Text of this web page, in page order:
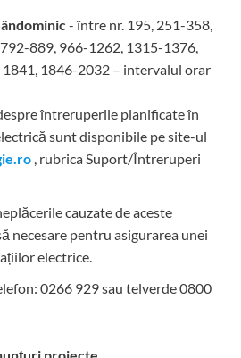
- între nr. 195, 251-358,
889, 966-1262, 1315-1376,
1846-2032 – intervalul orar
întreruperile planificate în
sunt disponibile pe site-ul
, rubrica Suport/Întreruperi
cauzate de aceste
necesare pentru asigurarea unei
electrice.
efon: 0266 929 sau telverde 0800